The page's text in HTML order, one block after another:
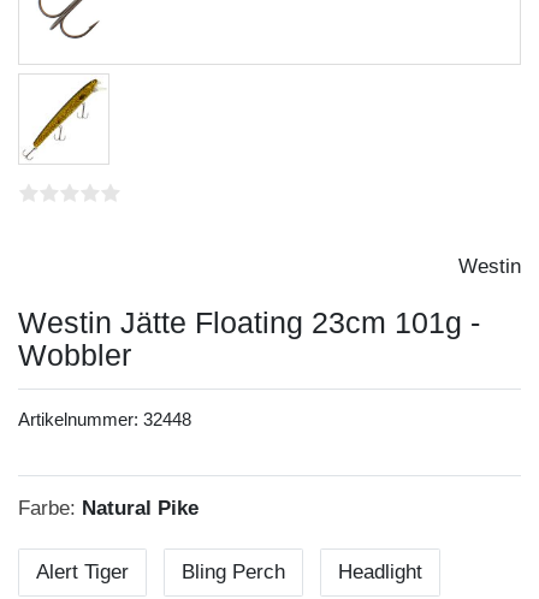
Westin
Westin Jätte Floating 23cm 101g -
Wobbler
Artikelnummer: 32448
Farbe: Natural Pike
Alert Tiger Bling Perch Headlight